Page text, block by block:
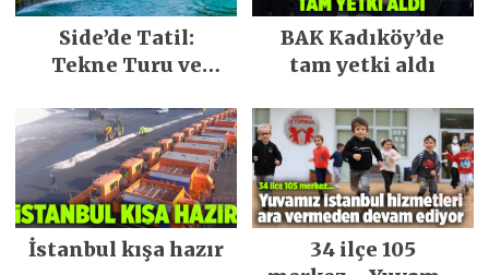
Side’de Tatil:
Tekne Turu ve
BAK Kadıköy’de
tam yetki aldı
İstanbul kışa hazır
34 ilçe 105